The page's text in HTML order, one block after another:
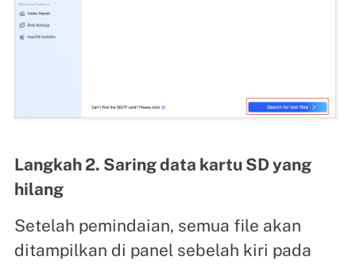
Langkah 2. Saring data kartu SD yang
hilang
Setelah pemindaian, semua file akan
ditampilkan di panel sebelah kiri pada